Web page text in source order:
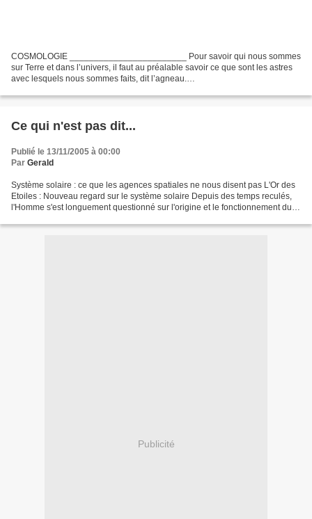
COSMOLOGIE ________________________ Pour savoir qui nous sommes
sur Terre et dans l’univers, il faut au préalable savoir ce que sont les astres
avec lesquels nous sommes faits, dit l’agneau.
Ce qui n'est pas dit...
Publié le 13/11/2005 à 00:00
Par Gerald
Système solaire : ce que les agences spatiales ne nous disent pas L'Or des
Etoiles : Nouveau regard sur le système solaire Depuis des temps reculés,
l'Homme s'est longuement questionné sur l'origine et le fonctionnement du
Publicité